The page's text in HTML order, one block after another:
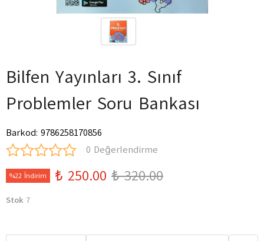
Bilfen Yayınları 3. Sınıf
Problemler Soru Bankası
Barkod: 9786258170856
0 Değerlendirme
%22 İndirim ₺ 250.00 ₺ 320.00
Stok 7